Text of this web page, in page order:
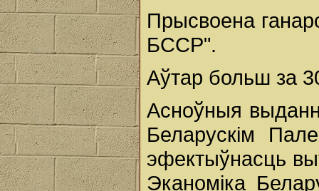
Прысвоена
БССР".
Аўтар больш за
Асноўныя
Беларускім
эфектыўнасць
Эканоміка